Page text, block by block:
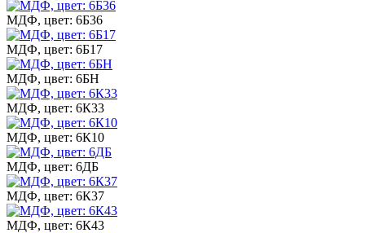
МДФ, цвет: 6Б36
МДФ, цвет: 6Б17
МДФ, цвет: 6БН
МДФ, цвет: 6К33
МДФ, цвет: 6К10
МДФ, цвет: 6ДБ
МДФ, цвет: 6К37
МДФ, цвет: 6К43